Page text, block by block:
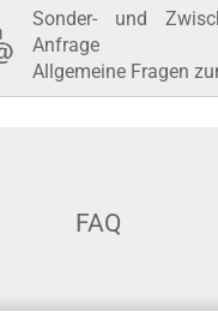
Sonder- und
Anfrage
Allgemeine Fragen
FAQ